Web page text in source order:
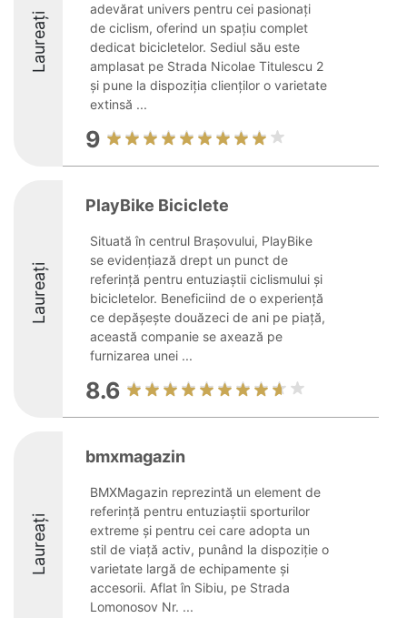
Laureați
adevărat univers pentru cei pasionați
de ciclism, oferind un spațiu complet
dedicat bicicletelor. Sediul său este
amplasat pe Strada Nicolae Titulescu 2
și pune la dispoziția clienților o varietate
extinsă ...
9
Laureați
PlayBike Biciclete
Situată în centrul Brașovului, PlayBike
se evidențiază drept un punct de
referință pentru entuziaștii ciclismului și
bicicletelor. Beneficiind de o experiență
ce depășește douăzeci de ani pe piață,
această companie se axează pe
furnizarea unei ...
8.6
Laureați
bmxmagazin
BMXMagazin reprezintă un element de
referință pentru entuziaștii sporturilor
extreme și pentru cei care adopta un
stil de viață activ, punând la dispoziție o
varietate largă de echipamente și
accesorii. Aflat în Sibiu, pe Strada
Lomonosov Nr. ...